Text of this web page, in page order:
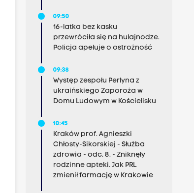
09:50
16-latka bez kasku
przewróciła się na hulajnodze.
Policja apeluje o ostrożność
09:38
Występ zespołu Perlyna z
ukraińskiego Zaporoża w
Domu Ludowym w Kościelisku
10:45
Kraków prof. Agnieszki
Chłosty-Sikorskiej - Służba
zdrowia - odc. 8. - Zniknęły
rodzinne apteki. Jak PRL
zmienił farmację w Krakowie